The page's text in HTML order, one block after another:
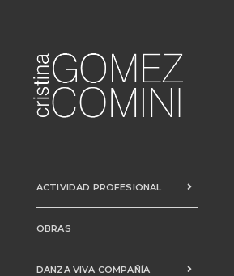
ACTIVIDAD PROFESIONAL
OBRAS
DANZA VIVA COMPAÑÍA